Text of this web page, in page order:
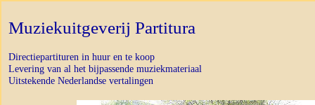
Muziekuitgeverij Partitura
Directiepartituren in huur en te koop
Levering van al het bijpassende muziekmateriaal
Uitstekende Nederlandse vertalingen